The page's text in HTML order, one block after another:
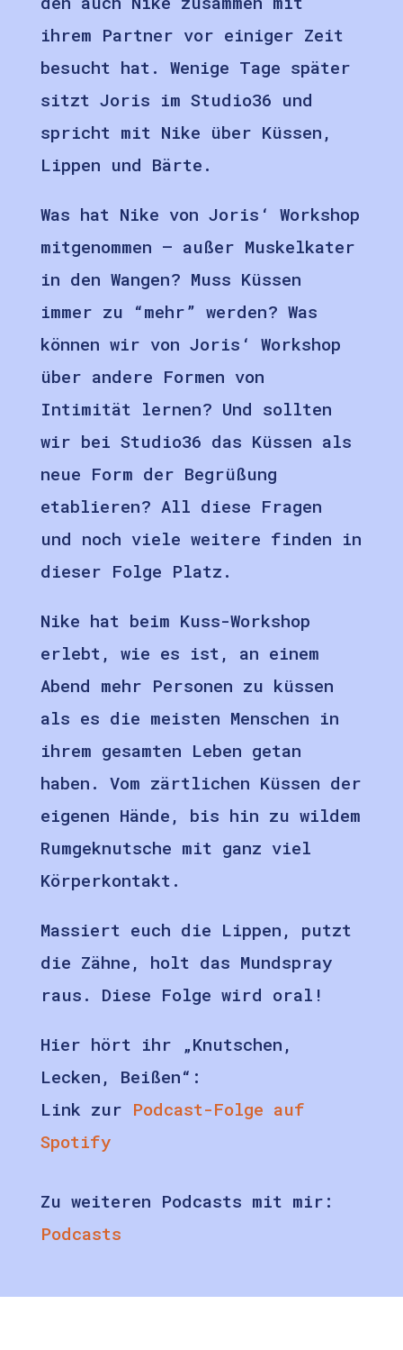
ihrem Partner vor einiger Zeit
besucht hat. Wenige Tage später
sitzt Joris im Studio36 und
spricht mit Nike über Küssen,
Lippen und Bärte.
Was hat Nike von Joris‘ Workshop
mitgenommen – außer Muskelkater
in den Wangen? Muss Küssen
immer zu “mehr” werden? Was
können wir von Joris‘ Workshop
über andere Formen von
Intimität lernen? Und sollten
wir bei Studio36 das Küssen als
neue Form der Begrüßung
etablieren? All diese Fragen
und noch viele weitere finden in
dieser Folge Platz.
Nike hat beim Kuss-Workshop
erlebt, wie es ist, an einem
Abend mehr Personen zu küssen
als es die meisten Menschen in
ihrem gesamten Leben getan
haben. Vom zärtlichen Küssen der
eigenen Hände, bis hin zu wildem
Rumgeknutsche mit ganz viel
Körperkontakt.
Massiert euch die Lippen, putzt
die Zähne, holt das Mundspray
raus. Diese Folge wird oral!
Hier hört ihr „Knutschen,
Lecken, Beißen“:
Link zur Podcast-Folge auf
Spotify
Zu weiteren Podcasts mit mir:
Podcasts